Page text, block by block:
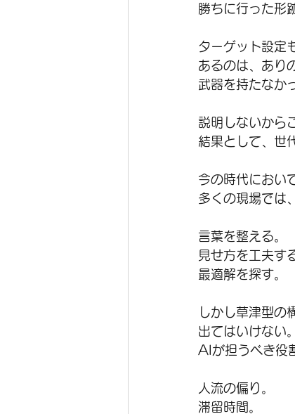
勝ちに行った形
ターゲット設定
あるのは、あり
武器を持たなか
説明しないから
結果として、世
今の時代におい
多くの現場では
言葉を整える。
見せ方を工夫す
最適解を探す。
しかし草津型の
出てはいけない。
AIが担うべき役
人流の偏り。
滞留時間。